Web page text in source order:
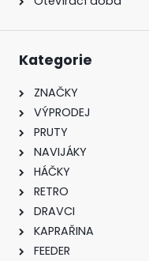
Kategorie
ZNAČKY
VÝPRODEJ
PRUTY
NAVIJÁKY
HÁČKY
RETRO
DRAVCI
KAPRAŘINA
FEEDER